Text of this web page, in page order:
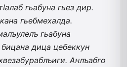
гьабуна гьез дир.
гьебмехалда.
гьабуна
дица цебеккун
Анлъабго